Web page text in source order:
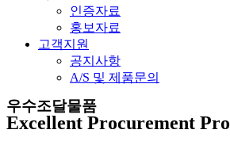
인증자료
홍보자료
고객지원
공지사항
A/S 및 제품문의​
우수조달물품
Excellent Procurement